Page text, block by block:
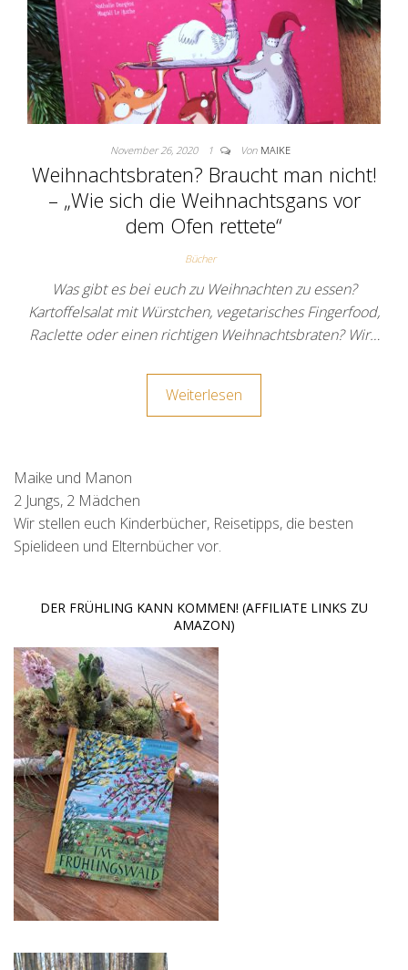
November 26, 2020 1 Von MAIKE
Weihnachtsbraten? Braucht man nicht!
– „Wie sich die Weihnachtsgans vor
dem Ofen rettete“
Bücher
Was gibt es bei euch zu Weihnachten zu essen?
Kartoffelsalat mit Würstchen, vegetarisches Fingerfood,
Raclette oder einen richtigen Weihnachtsbraten? Wir…
Weiterlesen
Maike und Manon
2 Jungs, 2 Mädchen
Wir stellen euch Kinderbücher, Reisetipps, die besten
Spielideen und Elternbücher vor.
DER FRÜHLING KANN KOMMEN! (AFFILIATE LINKS ZU
AMAZON)